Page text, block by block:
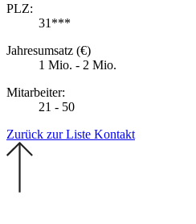
PLZ:
31***
Jahresumsatz (€)
1 Mio. - 2 Mio.
Mitarbeiter:
21 - 50
Zurück zur Liste Kontakt